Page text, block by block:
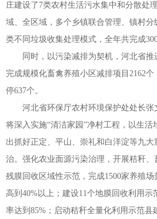
庄建设了 7类农村生活污水集中和分散处
域、全区域，多个乡镇联合管理、镇村
类不同垃圾收集处理模式，全年共完成
同时，以污染减排为契机，河北省
完成规模化畜禽养殖小区减排项目 2162个
停637个。
河北省环保厅农村环境保护处处长
将深入实施“清洁家园 ”净村工程，以生活
出抓好正定、平山、崇礼和白洋淀等九
治。强化农业面源污染治理，开展秸秆、
残膜回收区域性示范，完成1500家养殖场
高到 40%以上；建设11个地膜回收利用示
率达到 85% ；启动秸秆全量化利用示范县